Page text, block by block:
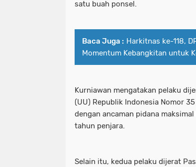
satu buah ponsel.
Baca Juga : Harkitnas ke-118,
Momentum Kebangkitan untuk
Kurniawan mengatakan pelaku
(UU) Republik Indonesia Nomor
dengan ancaman pidana
tahun penjara.
Selain itu, kedua pelaku dijerat